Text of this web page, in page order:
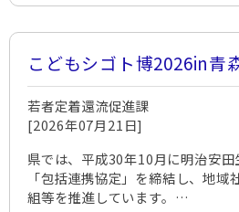
こどもシゴト博2026in青
若者定着還流促進課
[2026年07月21日]
県では、平成30年10月に明治安田
「包括連携協定」を締結し、地
組等を推進しています。…